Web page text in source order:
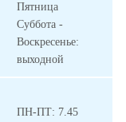
Пятница
Суббота -
Воскресенье:
выходной
ПН-ПТ: 7.45